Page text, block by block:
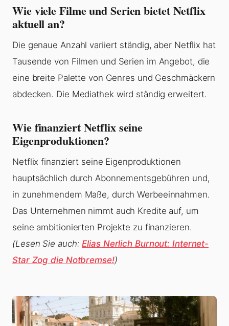
Wie viele Filme und Serien bietet Netflix
aktuell an?
Die genaue Anzahl variiert ständig, aber Netflix hat
Tausende von Filmen und Serien im Angebot, die
eine breite Palette von Genres und Geschmäckern
abdecken. Die Mediathek wird ständig erweitert.
Wie finanziert Netflix seine
Eigenproduktionen?
Netflix finanziert seine Eigenproduktionen
hauptsächlich durch Abonnementsgebühren und,
in zunehmendem Maße, durch Werbeeinnahmen.
Das Unternehmen nimmt auch Kredite auf, um
seine ambitionierten Projekte zu finanzieren.
(Lesen Sie auch:Elias Nerlich Burnout: Internet-
Star Zog die Notbremse!)